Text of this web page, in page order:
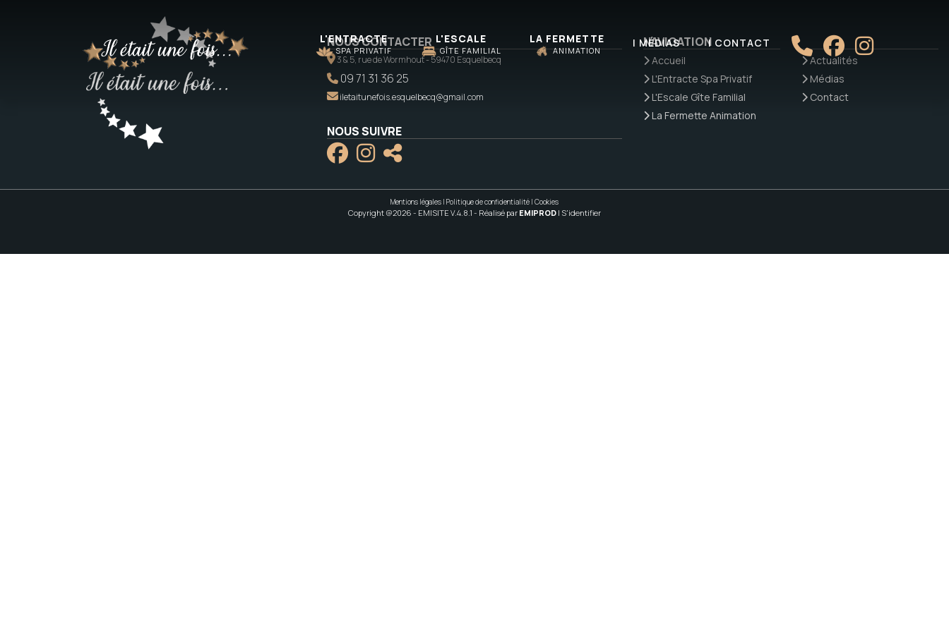
L'ENTRACTE
SPA PRIVATIF
L'ESCALE
GÎTE FAMILIAL
LA FERMETTE
ANIMATION
| MÉDIAS | CONTACT
NOUS CONTACTER
3 & 5, rue de Wormhout - 59470 Esquelbecq
09 71 31 36 25
iletaitunefois.esquelbecq@gmail.com
NOUS SUIVRE
NAVIGATION
Accueil
L'Entracte Spa Privatif
L'Escale Gîte Familial
La Fermette Animation
Actualités
Médias
Contact
Mentions légales | Politique de confidentialité | Cookies
Copyright @2026 - EMISITE V.4.8.1 - Réalisé par EMIPROD | S'identifier